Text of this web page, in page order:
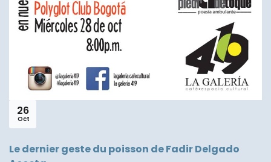
26
Oct
Le dernier geste du poisson de Fadir Delgado